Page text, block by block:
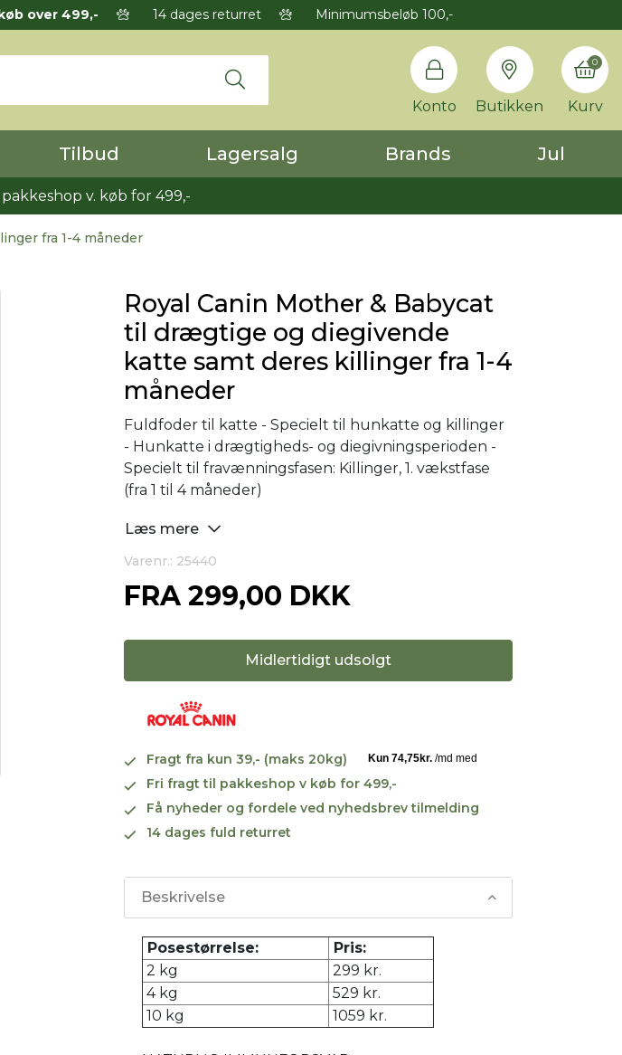
over 499,- 14 dages returret Minimumsbeløb 100,-
Konto Butikken Kurv
0
Tilbud Lagersalg Brands Jul
v. køb for 499,-
fra 1-4 måneder
Royal Canin Mother & Babycat
til drægtige og diegivende
katte samt deres killinger fra 1-4
måneder
Fuldfoder til katte - Specielt til hunkatte og killinger
- Hunkatte i drægtigheds- og diegivningsperioden -
Specielt til fravænningsfasen: Killinger, 1. vækstfase
(fra 1 til 4 måneder)
Læs mere
Varenr.: 25440
FRA 299,00 DKK
Midlertidigt udsolgt
Fragt fra kun 39,- (maks 20kg)
Fri fragt til pakkeshop v køb for 499,-
Få nyheder og fordele ved nyhedsbrev tilmelding
14 dages fuld returret
Beskrivelse
Posestørrelse:
Pris:
2 kg
299 kr.
4 kg
529 kr.
10 kg
1059 kr.